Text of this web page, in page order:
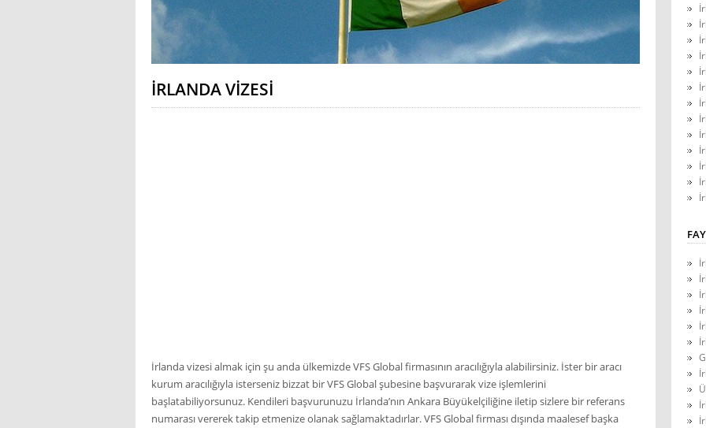
İRLANDA VIZESI
İrlanda vizesi almak için şu anda ülkemizde VFS Global firmasının aracılığıyla alabilirsiniz. İster bir aracı
kurum aracılığıyla isterseniz bizzat bir VFS Global şubesine başvurarak vize işlemlerini
başlatabiliyorsunuz. Kendileri başvurunuzu İrlanda’nın Ankara Büyükelçiliğine iletip sizlere bir referans
numarası vererek takip etmenize olanak sağlamaktadırlar. VFS Global firması dışında maalesef başka